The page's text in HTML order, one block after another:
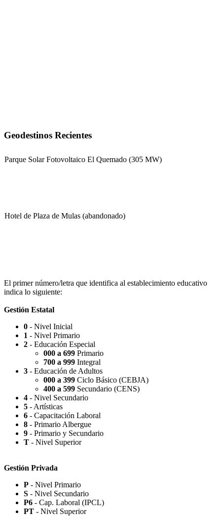
Geodestinos Recientes
Parque Solar Fotovoltaico El Quemado (305 MW)
Hotel de Plaza de Mulas (abandonado)
Capilla Beato Carlo Acutis (en construcción)
Patio del Centro
Rotonda Paso
Paseo Virgen de la Carrodilla - Patrona de los Viñedos
El primer número/letra que identifica al establecimiento educativo
indica lo siguiente:
Gestión Estatal
0 - Nivel Inicial
1 - Nivel Primario
2 - Educación Especial
000 a 699 Primario
700 a 999 Integral
3 - Educación de Adultos
000 a 399 Ciclo Básico (CEBJA)
400 a 599 Secundario (CENS)
4 - Nivel Secundario
5 - Artísticas
6 - Capacitación Laboral
8 - Primario Albergue
9 - Primario y Secundario
T - Nivel Superior
Gestión Privada
P - Nivel Primario
S - Nivel Secundario
P6 - Cap. Laboral (IPCL)
PT - Nivel Superior